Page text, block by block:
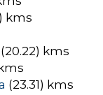
kms
(20.22) kms
(23.31) kms